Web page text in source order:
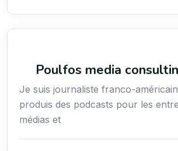
Poulfos media
Je suis journaliste franco-
produis des podcasts pour les
médias et